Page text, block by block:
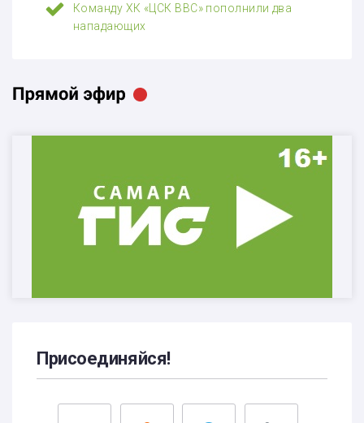
Команду ХК «ЦСК ВВС» пополнили два
нападающих
Присоединяйся!